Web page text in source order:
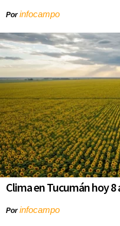
Porinfocampo
Clima en Tucumán hoy 8
Porinfocampo